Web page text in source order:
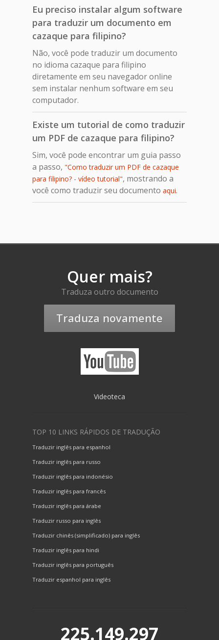
Eu preciso instalar algum software
para traduzir um documento em
cazaque para filipino?
Não, você pode traduzir um documento
no idioma cazaque para filipino
diretamente em seu navegador online
sem instalar nenhum software em seu
computador.
Existe um tutorial de como traduzir
um PDF de cazaque para filipino?
Sim, você pode encontrar um guia passo
a passo, "Como traduzir um PDF de cazaque
para filipino? - vídeo tutorial", mostrando a
você como traduzir seu documento aqui.
Quer mais?
Traduza outro documento
Traduza novamente
Videoteca
TOP 10 LINKS RÁPIDOS DE TRADUÇÃO
Traduzir inglês para espanhol
Traduzir inglês para russo
Traduzir inglês para indonésio
Traduzir inglês para francês
Traduzir inglês para árabe
Traduzir russo para inglês
Traduzir chinês (simplificado) para inglês
Traduzir inglês para hindi
Traduzir inglês para português
Traduzir espanhol para inglês
225.149.297